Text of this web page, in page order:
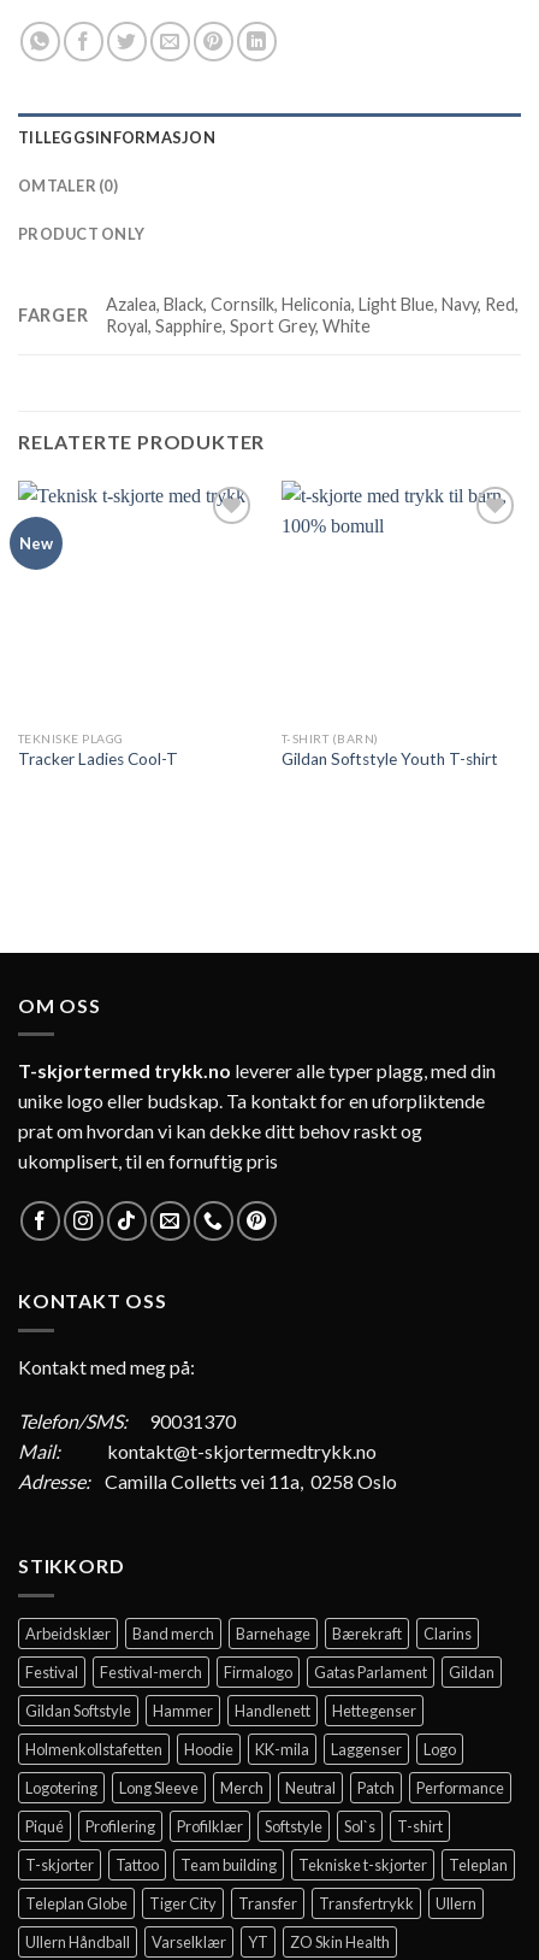
TILLEGGSINFORMASJON
OMTALER (0)
PRODUCT ONLY
FARGER
Azalea, Black, Cornsilk, Heliconia, Light Blue, Navy, Red,
Royal, Sapphire, Sport Grey, White
RELATERTE PRODUKTER
New
TEKNISKE PLAGG
Tracker Ladies Cool-T
T-SHIRT (BARN)
Gildan Softstyle Youth T-shirt
OM OSS
T-skjortermed trykk.no leverer alle typer plagg, med din
unike logo eller budskap. Ta kontakt for en uforpliktende
prat om hvordan vi kan dekke ditt behov raskt og
ukomplisert, til en fornuftig pris
KONTAKT OSS
Kontakt med meg på:
Telefon/SMS:
90031370
Mail:
kontakt@t-skjortermedtrykk.no
Adresse: Camilla Colletts vei 11a, 0258 Oslo
STIKKORD
Arbeidsklær Band merch Barnehage Bærekraft
Clarins
Festival
Festival-merch Firmalogo Gatas Parlament
Gildan
Gildan Softstyle
Hammer Handlenett
Hettegenser
Holmenkollstafetten
Hoodie KK-mila Laggenser
Logo
Logotering
Long Sleeve Merch Neutral Patch
Performance
Piqué
Profilering Profilklær Softstyle Sol`s
T-shirt
T-skjorter
Tattoo Team building Tekniske t-skjorter
Teleplan
Teleplan Globe
Tiger City Transfer Transfertrykk
Ullern
Ullern Håndball
Varselklær YT ZO Skin Health